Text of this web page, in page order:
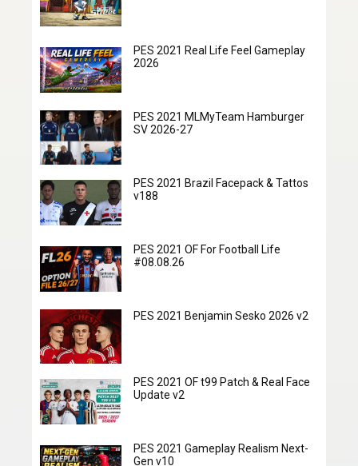
PES 2021 Real Life Feel Gameplay
2026
PES 2021 MLMyTeam Hamburger
SV 2026-27
PES 2021 Brazil Facepack & Tattos
v188
PES 2021 OF For Football Life
#08.08.26
PES 2021 Benjamin Sesko 2026 v2
PES 2021 OF t99 Patch & Real Face
Update v2
PES 2021 Gameplay Realism Next-
Gen v10